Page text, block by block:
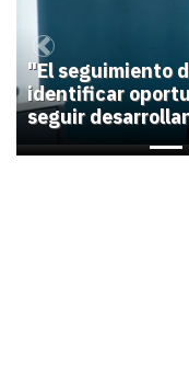
"El seguimiento
identificar
seguir
Previous